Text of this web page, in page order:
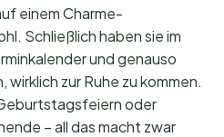
einem Charme-
Schließlich haben sie im
und genauso
zur Ruhe zu kommen.
oder
– all das macht zwar